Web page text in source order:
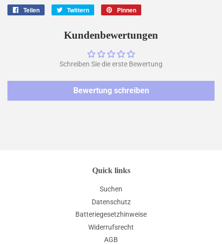
Teilen Twittern
twittern
Pinnen
pinnen
Kundenbewertungen
Schreiben Sie die erste Bewertung
Bewertung schreiben
Quick links
Suchen
Datenschutz
Batteriegesetzhinweise
Widerrufsrecht
AGB